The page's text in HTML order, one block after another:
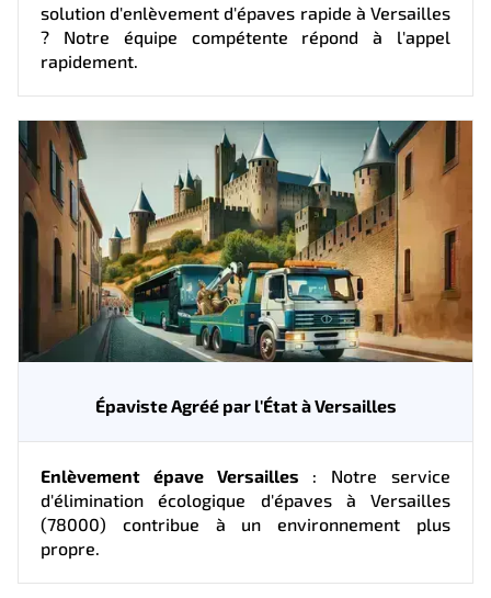
solution d'enlèvement d'épaves rapide à Versailles
? Notre équipe compétente répond à l'appel
rapidement.
Épaviste Agréé par l'État à Versailles
Enlèvement épave Versailles : Notre service
d'élimination écologique d'épaves à Versailles
(78000) contribue à un environnement plus
propre.